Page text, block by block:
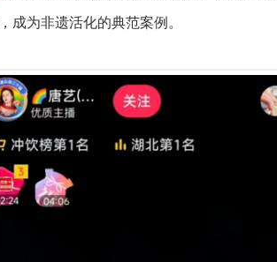
成为非遗活化的典范案例。